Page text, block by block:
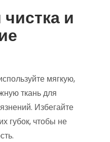
и
мягкую,
ткань для
Избегайте
губок, чтобы не